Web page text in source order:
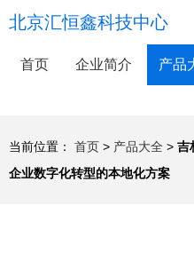
北京汇恒鑫科技中心
首页 企业简介 产品
当前位置： 首页 > 产品大全 > 吉
企业数字化转型的本地化方案